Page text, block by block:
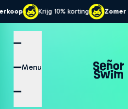
10% korting Zomer uitverkoop
Menu